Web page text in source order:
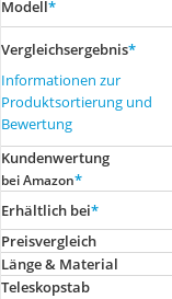
Modell*
Vergleichsergebnis*
Informationen zur
Produktsortierung und
Bewertung
Kundenwertung
bei Amazon*
Erhältlich bei*
Preis­vergleich
Länge & Material
Teleskopstab